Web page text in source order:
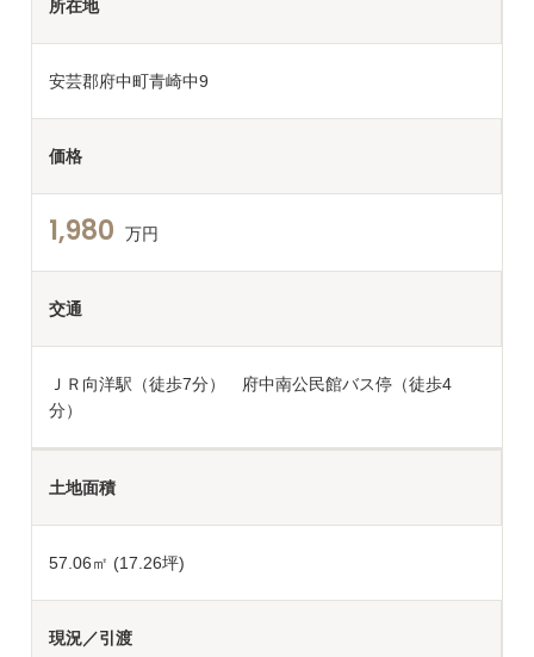
所在地
安芸郡府中町青崎中9
価格
1,980 万円
交通
ＪＲ向洋駅（徒歩7分） 府中南公民館バス停（徒歩4
分）
土地面積
57.06㎡ (17.26坪)
現況／引渡